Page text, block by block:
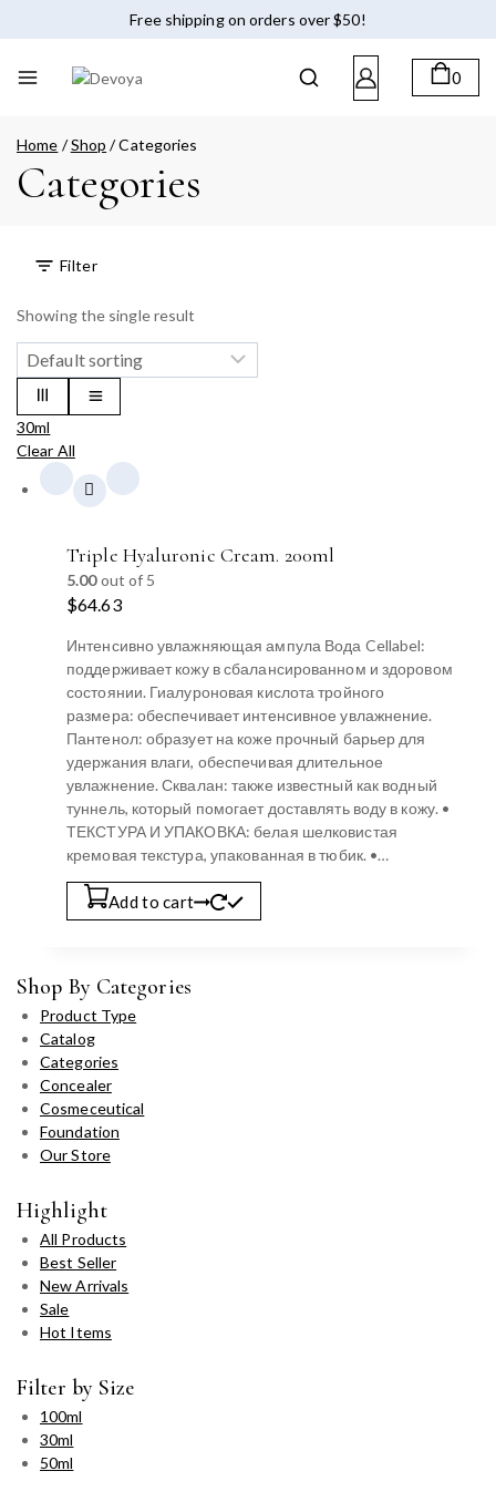
Free shipping on orders over $50!
0
Home /Shop /Categories
Categories
Filter
Showing the single result
30ml
Clear All
Triple Hyaluronic Cream. 200ml
5.00out of 5
$64.63
Интенсивно увлажняющая ампула Вода Cellabel:
поддерживает кожу в сбалансированном и здоровом
состоянии. Гиалуроновая кислота тройного
размера: обеспечивает интенсивное увлажнение.
Пантенол: образует на коже прочный барьер для
удержания влаги, обеспечивая длительное
увлажнение. Сквалан: также известный как водный
туннель, который помогает доставлять воду в кожу. •
ТЕКСТУРА И УПАКОВКА: белая шелковистая
кремовая текстура, упакованная в тюбик. •…
Add to cart
Shop By Categories
Product Type
Catalog
Categories
Concealer
Cosmeceutical
Foundation
Our Store
Highlight
All Products
Best Seller
New Arrivals
Sale
Hot Items
Filter by Size
100ml
30ml
50ml